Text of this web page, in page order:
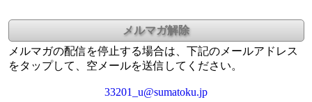
メルマガの配信を停止する場合は、下記のメールアドレス
をタップして、空メールを送信してください。
33201_u@sumatoku.jp